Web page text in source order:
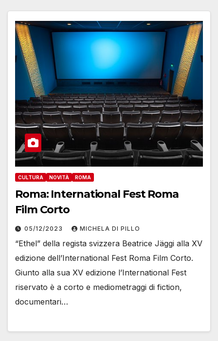
CULTURA NOVITÀ ROMA
Roma: International Fest Roma
Film Corto
05/12/2023 MICHELA DI PILLO
“Ethel” della regista svizzera Beatrice Jäggi alla XV
edizione dell’International Fest Roma Film Corto.
Giunto alla sua XV edizione l’International Fest
riservato è a corto e mediometraggi di fiction,
documentari…